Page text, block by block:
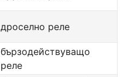
дроселно реле
бързодействуващо
реле